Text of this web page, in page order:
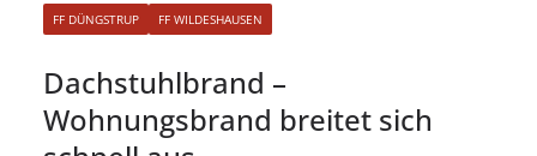
FF DÜNGSTRUP FF WILDESHAUSEN
Dachstuhlbrand –
Wohnungsbrand breitet sich